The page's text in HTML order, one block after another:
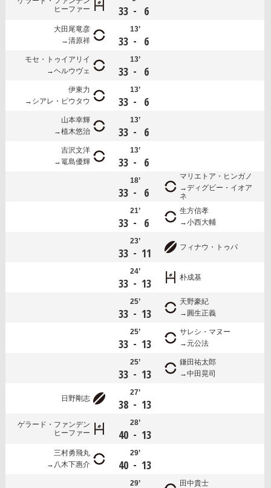
ヒーファー
33 - 6
大田尾竜彦
清原祥
13’
33 - 6
モセ・トゥイアリイ
ヘルウヴェ
13’
33 - 6
伊東力
シアレ・ピウタウ
13’
33 - 6
山本幸輝
植木悠治
13’
33 - 6
吉沢文洋
篭島優輝
13’
33 - 6
18’
33 - 6
マリエトア・ヒンガノ
ディグビー・イオア
ネ
21’
33 - 6
生方信孝
小西大輔
23’
33 - 11 フィナウ・トゥパ
24’
33 - 13 朴成基
25’
33 - 13
天野豪紀
圓生正義
25’
33 - 13
サレシ・マヌー
元公法
25’
33 - 13
鎌田祐太郎
中田晃司
日野剛志
27’
38 - 13
ゲラード・ファンデン
ヒーファー
28’
40 - 13
三村勇飛丸
八木下惠介
29’
40 - 13
29’
田中貴士